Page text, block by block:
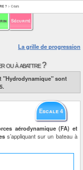
Sécurité
? > Cours
La grille de progression
ou à abattre ?
"Hydrodynamique" sont
Escale 4
aérodynamique (FA) et
s’appliquant sur un bateau à